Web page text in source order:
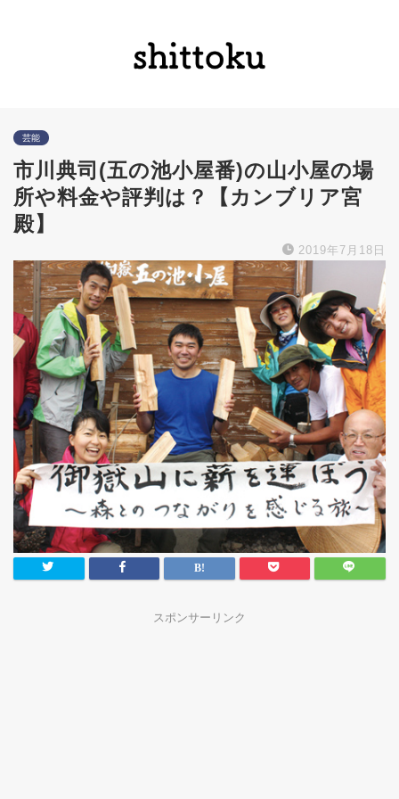
芸能
市川典司(五の池小屋番)の山小屋の場
所や料金や評判は？【カンブリア宮
殿】
2019年7月18日
スポンサーリンク